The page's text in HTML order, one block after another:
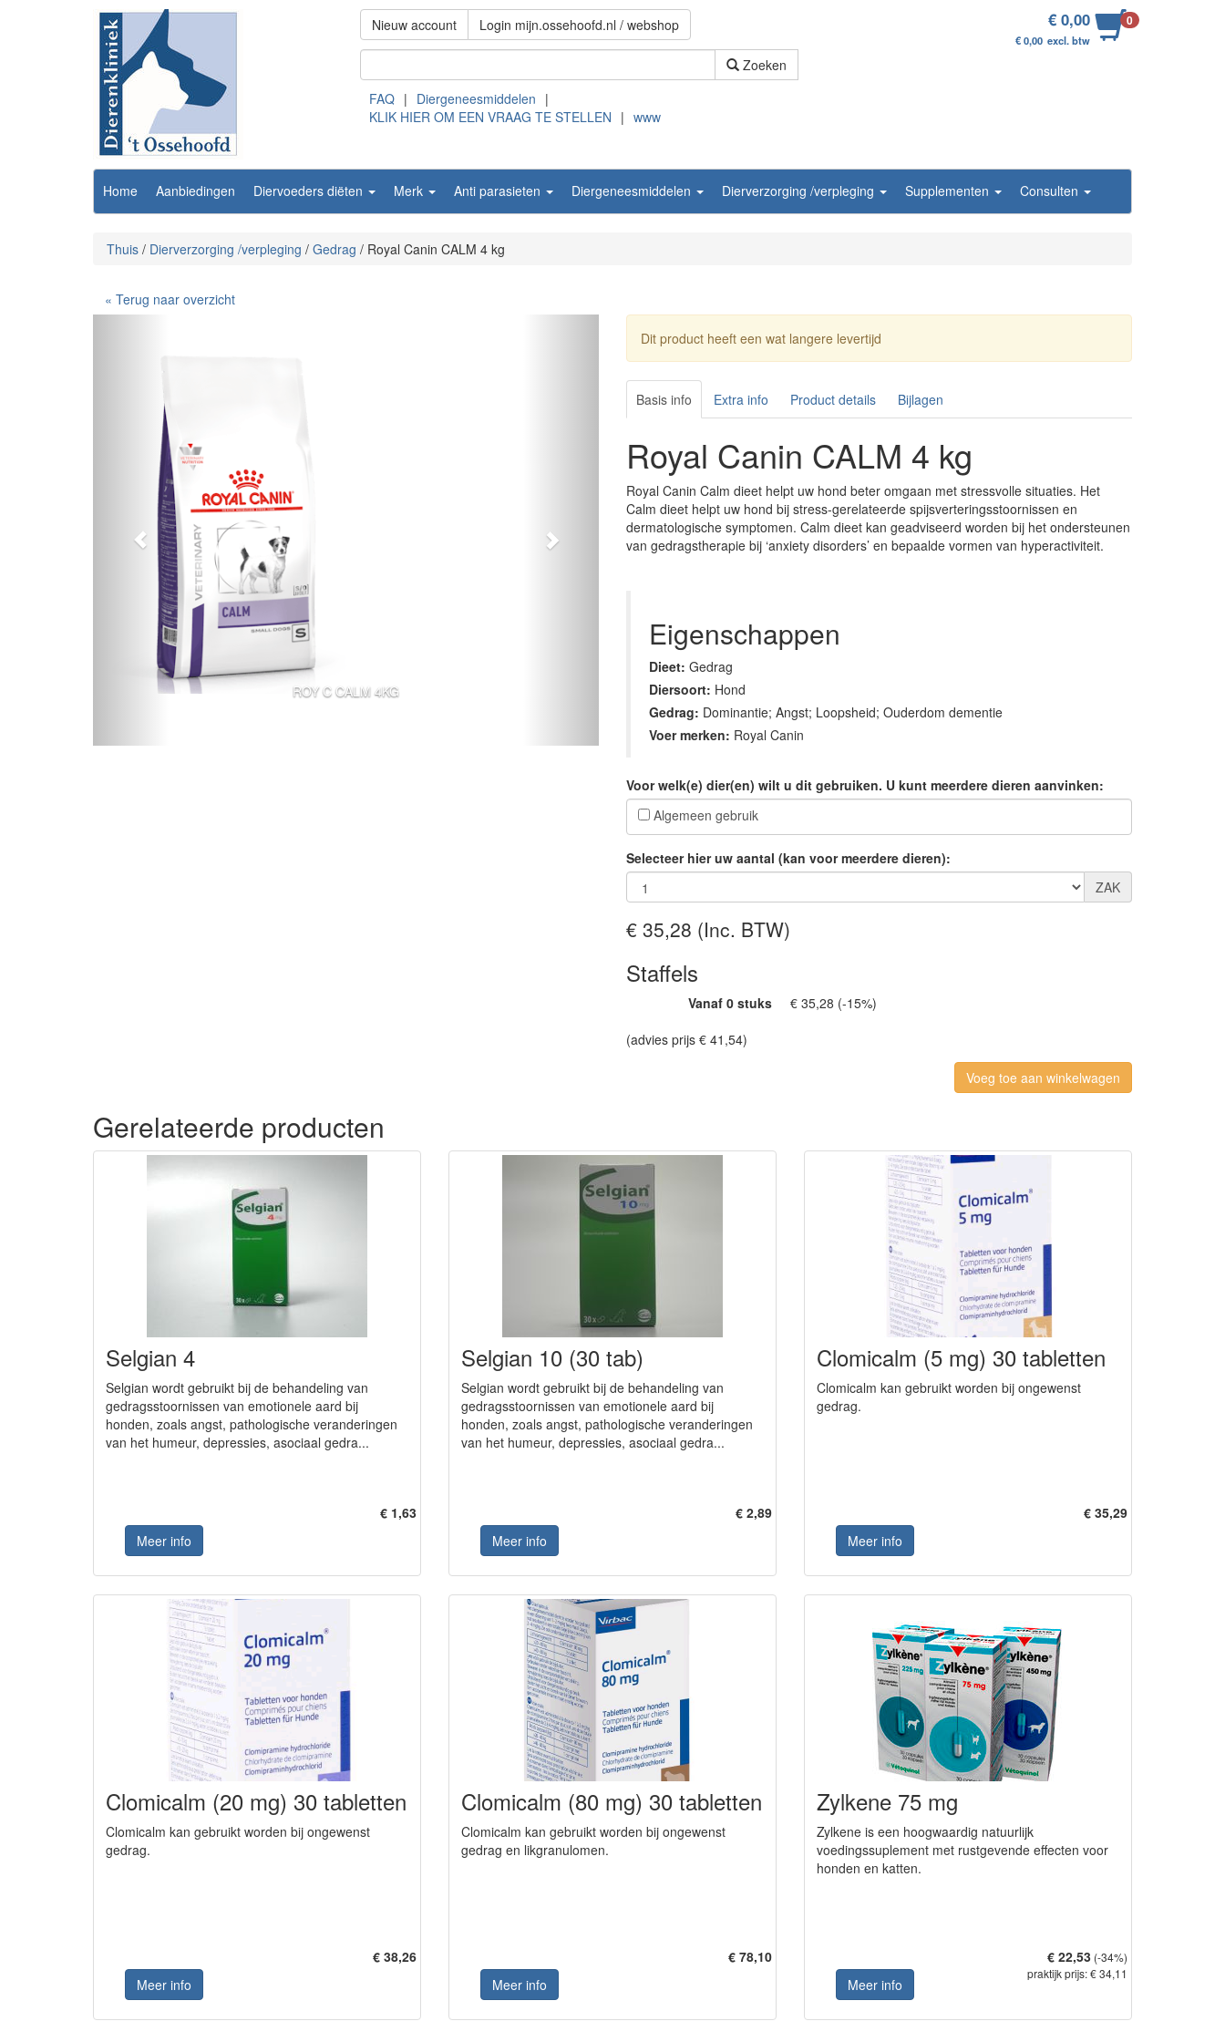
Nieuw account Login mijn.ossehoofd.nl / webshop
Zoeken
FAQ | Diergeneesmiddelen |
KLIK HIER OM EEN VRAAG TE STELLEN | www
€ 0,00
€ 0,00 excl. btw
0
Home Aanbiedingen Diervoeders diëten Merk Anti parasieten Diergeneesmiddelen Dierverzorging /verpleging Supplementen Consulten
Thuis / Dierverzorging /verpleging / Gedrag / Royal Canin CALM 4 kg
« Terug naar overzicht
ROY C CALM 4KG
Dit product heeft een wat langere levertijd
Basis info Extra info Product details Bijlagen
Royal Canin CALM 4 kg
Royal Canin Calm dieet helpt uw hond beter omgaan met stressvolle situaties. Het
Calm dieet helpt uw hond bij stress-gerelateerde spijsverteringsstoornissen en
dermatologische symptomen. Calm dieet kan geadviseerd worden bij het ondersteunen
van gedragstherapie bij ‘anxiety disorders’ en bepaalde vormen van hyperactiviteit.
Eigenschappen
Dieet: Gedrag
Diersoort: Hond
Gedrag: Dominantie; Angst; Loopsheid; Ouderdom dementie
Voer merken: Royal Canin
Voor welk(e) dier(en) wilt u dit gebruiken. U kunt meerdere dieren aanvinken:
Algemeen gebruik
Selecteer hier uw aantal (kan voor meerdere dieren):
ZAK
€ 35,28 (Inc. BTW)
Staffels
Vanaf 0 stuks
€ 35,28 (-15%)
(advies prijs € 41,54)
Gerelateerde producten
Selgian 4
Selgian wordt gebruikt bij de behandeling van
gedragsstoornissen van emotionele aard bij
honden, zoals angst, pathologische veranderingen
van het humeur, depressies, asociaal gedra...
Meer info
€ 1,63
Selgian 10 (30 tab)
Selgian wordt gebruikt bij de behandeling van
gedragsstoornissen van emotionele aard bij
honden, zoals angst, pathologische veranderingen
van het humeur, depressies, asociaal gedra...
Meer info
€ 2,89
Clomicalm (5 mg) 30 tabletten
Clomicalm kan gebruikt worden bij ongewenst
gedrag.
Meer info
€ 35,29
Clomicalm (20 mg) 30 tabletten
Clomicalm kan gebruikt worden bij ongewenst
gedrag.
Meer info
€ 38,26
Clomicalm (80 mg) 30 tabletten
Clomicalm kan gebruikt worden bij ongewenst
gedrag en likgranulomen.
Meer info
€ 78,10
Zylkene 75 mg
Zylkene is een hoogwaardig natuurlijk
voedingssuplement met rustgevende effecten voor
honden en katten.
Meer info
€ 22,53 (-34%)
praktijk prijs: € 34,11